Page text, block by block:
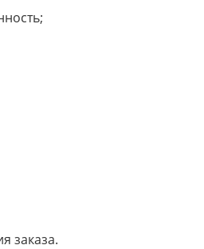
заказа.